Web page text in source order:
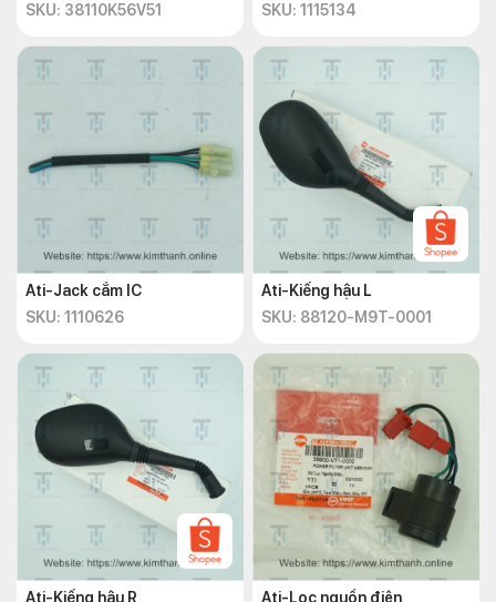
SKU: 38110K56V51
SKU: 1115134
Ati-Jack cắm IC
SKU: 1110626
Ati-Kiếng hậu L
SKU: 88120-M9T-0001
Ati-Kiếng hậu R
Ati-Lọc nguồn điện